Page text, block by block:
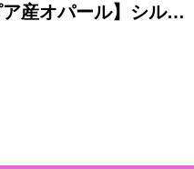
ア産オパール】シルバ